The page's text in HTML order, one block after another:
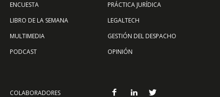
ENCUESTA
LIBRO DE LA SEMANA
MULTIMEDIA
PODCAST
PRÁCTICA JURÍDICA
LEGALTECH
GESTIÓN DEL DESPACHO
OPINIÓN
COLABORADORES